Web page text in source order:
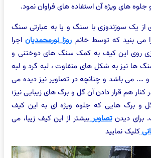
های ویژه آن استفاده های فراوان نمود.
از یک سوزندوزی با سنگ و یا به عبارتی سنگ
می بنید که توسط خانم روزا نورمحمدیاناجرا
روی این کیف به کمک سنگ های دوختنی و
ها نیز به شکل های متفاوت ، لبه گرد و لبه
…. می باشد و چنانچه در تصاویر نیز دیده می
کنار هم قرار دادن آن گل و برگ های زیبایی نیز؛
برگ هایی که جلوه ویژه ای به این کیف
برای دیدنتصاویر بیشتر از این کیف زیبا، می
کلیک نمایید